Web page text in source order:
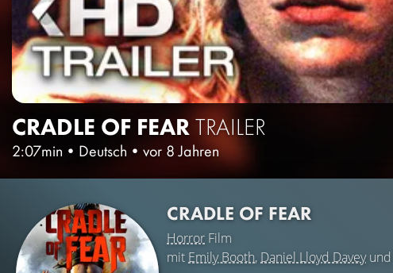
CRADLE OF FEARTRAILER
2:07min • Deutsch • vor 8 Jahren
CRADLE OF FEAR
Horror Film
mit Emily Booth, Daniel Lloyd Daveyund